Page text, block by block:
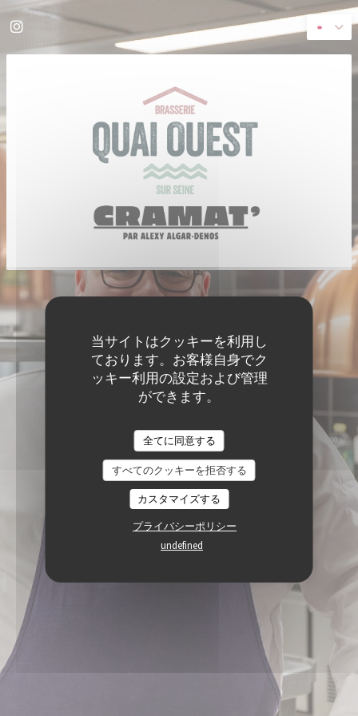
クッキー利用の管理について
当サイトはクッキーを利用し
ております。お客様自身でク
ッキー利用の設定および管理
ができます。
全てに同意する
すべてのクッキーを拒否する
カスタマイズする
プライバシーポリシー
undefined
Instagram ((新しいウィンドウで開きます))
© 2026 QUAI OUEST — このレストランウェブサイトの作成者 ZENCHEF((新しい
免責
((新しいウィンドウで開きます))
アクセシビリティ
((新しいウィ